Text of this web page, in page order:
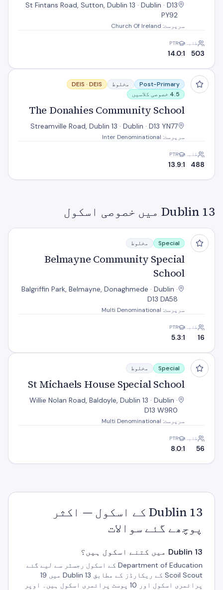
St Fintans Road, Sutton, Dublin 13 · Dublin · D13
PY92
سرپرست: Church Of Ireland
طلبہ
503
PTR
14.0:1
The Donahies Community School
Post-Primary مخلوط DEIS · DEIS
4.5 خصوصی کلاسیں
The Donahies Community School
Streamville Road, Dublin 13 · Dublin · D13 YN77
سرپرست: Inter Denominational
طلبہ
488
PTR
13.9:1
Dublin 13 میں خصوصی اسکول
Belmayne Community Special School
Special مخلوط
Belmayne Community Special
School
Balgriffin Park, Belmayne, Donaghmede · Dublin ·
D13 DA58
سرپرست: Multi Denominational
طلبہ
16
PTR
5.3:1
St Michaels House Special School
Special مخلوط
St Michaels House Special School
Willie Nolan Road, Baldoyle, Dublin 13 · Dublin ·
D13 W9R0
سرپرست: Multi Denominational
طلبہ
56
PTR
8.0:1
Dublin 13 کے اسکول — اکثر
پوچھے گئے سوالات
Dublin 13 میں کتنے اسکول ہیں؟
Department of Education کے اسکول رجسٹر سے لیے گئے
Scoil Scout کے ریکارڈز کے مطابق Dublin 13 میں 19
پرائمری اسکول اور 10 پوسٹ پرائمری اسکول ہیں۔ اوپر